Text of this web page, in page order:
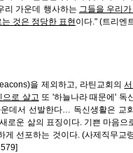
리 가운데 행사하는 그들을 우리
것은 정당한 표현 이다." (트리엔
을 제외하고, 라틴교회의
으로 살고 또 '하늘나라 때문에' 독
데서 선발한다… 독신생활은 교
로운 삶의 표징이다. 기쁜 마음으
게 선포하는 것이다. (사제직무교